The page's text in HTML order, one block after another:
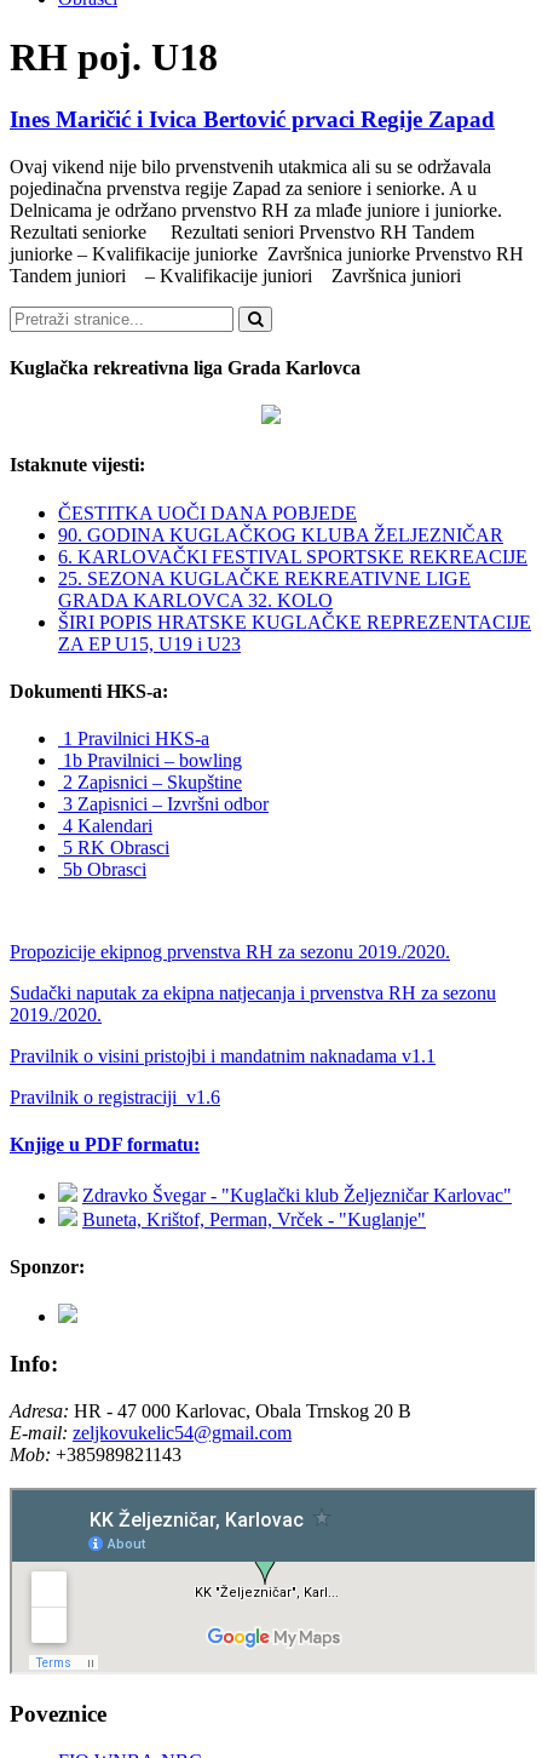
RH poj. U18
Ines Maričić i Ivica Bertović prvaci Regije Zapad
Ovaj vikend nije bilo prvenstvenih utakmica ali su se održavala
pojedinačna prvenstva regije Zapad za seniore i seniorke. A u
Delnicama je održano prvenstvo RH za mlađe juniore i juniorke.
Rezultati seniorke Rezultati seniori Prvenstvo RH Tandem
juniorke – Kvalifikacije juniorke Završnica juniorke Prvenstvo RH
Tandem juniori – Kvalifikacije juniori Završnica juniori
Pretraži
Kuglačka rekreativna liga Grada Karlovca
Istaknute vijesti:
ČESTITKA UOČI DANA POBJEDE
90. GODINA KUGLAČKOG KLUBA ŽELJEZNIČAR
6. KARLOVAČKI FESTIVAL SPORTSKE REKREACIJE
25. SEZONA KUGLAČKE REKREATIVNE LIGE
GRADA KARLOVCA 32. KOLO
ŠIRI POPIS HRATSKE KUGLAČKE REPREZENTACIJE
ZA EP U15, U19 i U23
Dokumenti HKS-a:
1 Pravilnici HKS-a
1b Pravilnici – bowling
2 Zapisnici – Skupštine
3 Zapisnici – Izvršni odbor
4 Kalendari
5 RK Obrasci
5b Obrasci
Propozicije ekipnog prvenstva RH za sezonu 2019./2020.
Sudački naputak za ekipna natjecanja i prvenstva RH za sezonu
2019./2020.
Pravilnik o visini pristojbi i mandatnim naknadama v1.1
Pravilnik o registraciji_v1.6
Knjige u PDF formatu:
Zdravko Švegar - "Kuglački klub Željezničar Karlovac"
Buneta, Krištof, Perman, Vrček - "Kuglanje"
Sponzor:
Info:
Adresa: HR - 47 000 Karlovac, Obala Trnskog 20 B
E-mail: zeljkovukelic54@gmail.com
Mob: +385989821143
Poveznice